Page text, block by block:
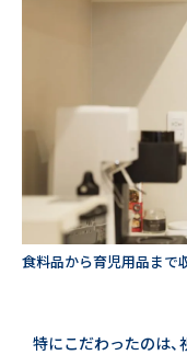
食料品から育児用品まで
特にこだわったのは、